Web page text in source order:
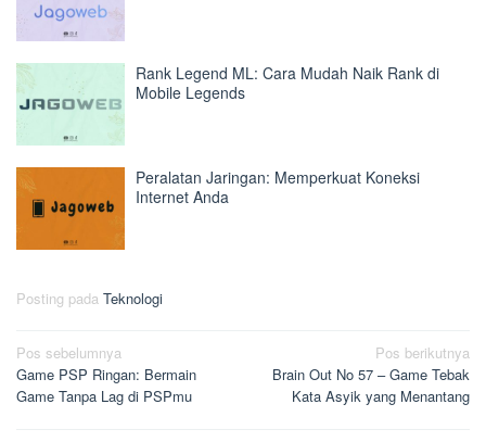
Rank Legend ML: Cara Mudah Naik Rank di
Mobile Legends
Peralatan Jaringan: Memperkuat Koneksi
Internet Anda
Posting pada Teknologi
Navigasi
pos
Pos sebelumnya
Game PSP Ringan: Bermain
Game Tanpa Lag di PSPmu
Pos berikutnya
Brain Out No 57 – Game Tebak
Kata Asyik yang Menantang